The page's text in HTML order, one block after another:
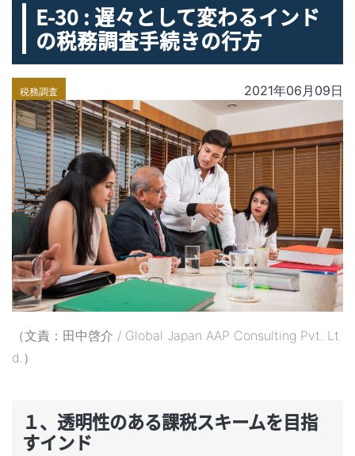
E-30 : 遅々として変わるインド
の税務調査手続きの行方
税務調査 2021年06月09日
（文責：田中啓介 / Global Japan AAP Consulting Pvt. Lt
d.）
１、透明性のある課税スキームを目指
すインド